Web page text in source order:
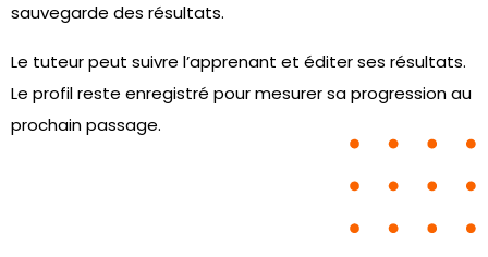
sauvegarde des résultats.
Le tuteur peut suivre l’apprenant et éditer ses résultats.
Le profil reste enregistré pour mesurer sa progression au
prochain passage.